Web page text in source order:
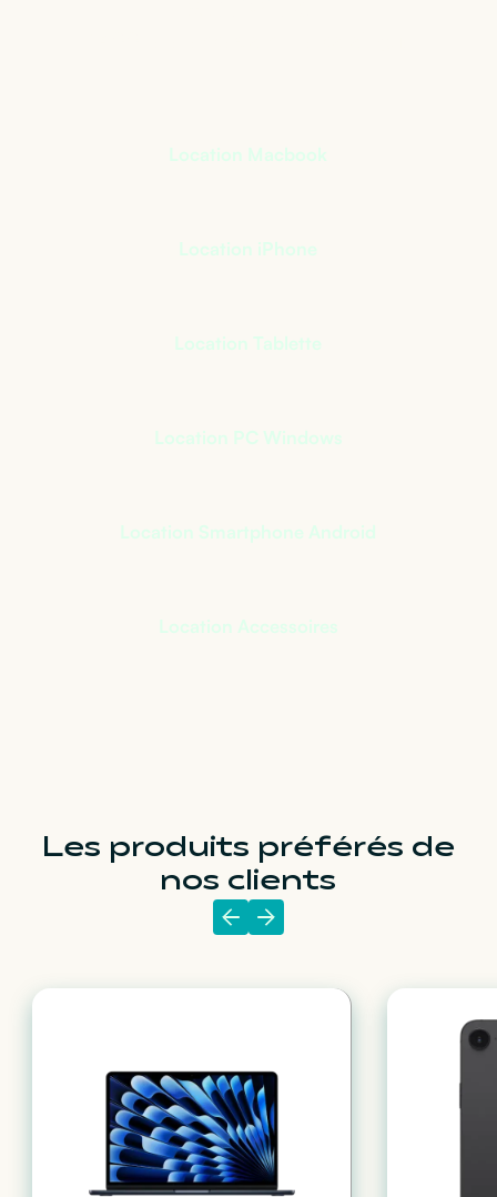
Location Macbook
Location iPhone
Location Tablette
Location PC Windows
Location Smartphone Android
Location Accessoires
Les produits préférés de
nos clients